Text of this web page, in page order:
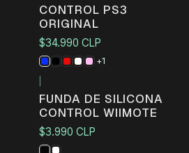
CONTROL PS3
ORIGINAL
$34.990 CLP
+1
FUNDA DE SILICONA
CONTROL WIIMOTE
$3.990 CLP